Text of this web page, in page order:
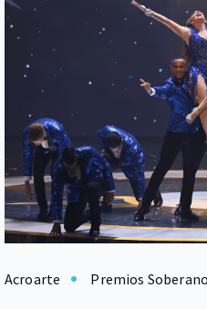
Acroarte Premios Soberano